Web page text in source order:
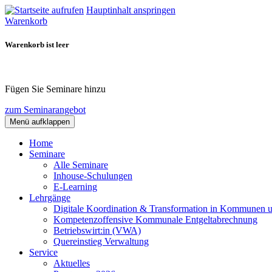
Hauptinhalt anspringen
Warenkorb
Warenkorb ist leer
Fügen Sie Seminare hinzu
zum Seminarangebot
Menü aufklappen
Home
Seminare
Alle Seminare
Inhouse-Schulungen
E-Learning
Lehrgänge
Digitale Koordination & Transformation in Kommunen
Kompetenzoffensive Kommunale Entgeltabrechnung
Betriebswirt:in (VWA)
Quereinstieg Verwaltung
Service
Aktuelles